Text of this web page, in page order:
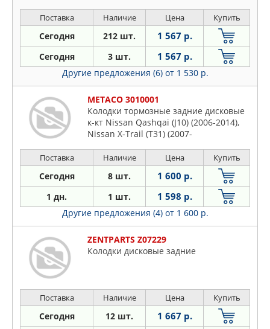
Поставка Наличие Цена Купить
Сегодня 212 шт. 1 567 р.
Сегодня 3 шт. 1 567 р.
Другие предложения (6) от 1 530 р.
METACO 3010001
Колодки тормозные задние дисковые
к-кт Nissan Qashqai (J10) (2006-2014),
Nissan X-Trail (T31) (2007-
Поставка Наличие Цена Купить
Сегодня 8 шт. 1 600 р.
1 дн. 1 шт. 1 598 р.
Другие предложения (4) от 1 600 р.
ZENTPARTS Z07229
Колодки дисковые задние
Поставка Наличие Цена Купить
Сегодня 12 шт. 1 667 р.